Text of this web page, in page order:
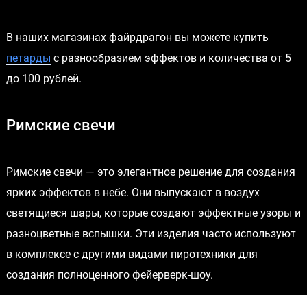
В наших магазинах файрдрагон вы можете купить
петарды с разнообразием эффектов и количества от 5
до 100 рублей.
Римские свечи
Римские свечи — это элегантное решение для создания
ярких эффектов в небе. Они выпускают в воздух
светящиеся шары, которые создают эффектные узоры и
разноцветные вспышки. Эти изделия часто используют
в комплексе с другими видами пиротехники для
создания полноценного фейерверк-шоу.